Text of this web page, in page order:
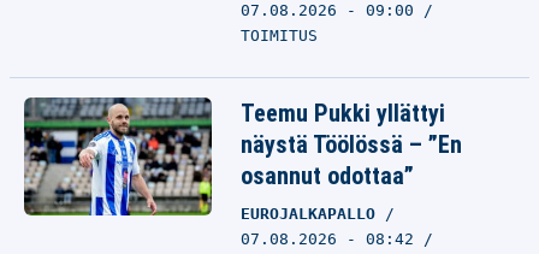
07.08.2026 - 09:00
TOIMITUS
Teemu Pukki yllättyi
näystä Töölössä – ”En
osannut odottaa”
EUROJALKAPALLO
07.08.2026 - 08:42